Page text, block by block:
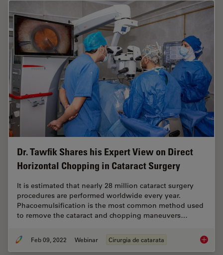
Dr. Tawfik Shares his Expert View on Direct
Horizontal Chopping in Cataract Surgery
It is estimated that nearly 28 million cataract surgery
procedures are performed worldwide every year.
Phacoemulsification is the most common method used
to remove the cataract and chopping maneuvers…
Feb 09, 2022 Webinar Cirurgia de catarata Dr.